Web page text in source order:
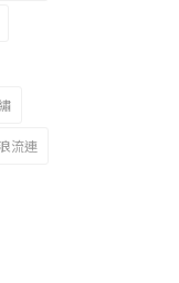
流連